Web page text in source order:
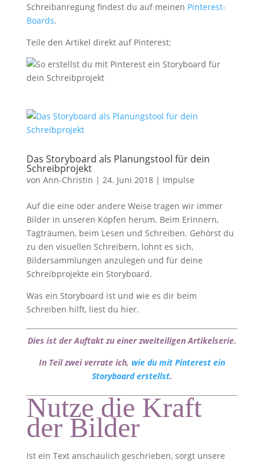
Schreibanregung findest du auf meinen Pinterest-
Boards.
Teile den Artikel direkt auf Pinterest:
Das Storyboard als Planungstool für dein
Schreibprojekt
von Ann-Christin | 24. Juni 2018| Impulse
Auf die eine oder andere Weise tragen wir immer
Bilder in unseren Köpfen herum. Beim Erinnern,
Tagträumen, beim Lesen und Schreiben. Gehörst du
zu den visuellen Schreibern, lohnt es sich,
Bildersammlungen anzulegen und für deine
Schreibprojekte ein Storyboard.
Was ein Storyboard ist und wie es dir beim
Schreiben hilft, liest du hier.
Dies ist der Auftakt zu einer zweiteiligen Artikelserie.
In Teil zwei verrate ich, wie du mit Pinterest ein
Storyboard erstellst.
Nutze die Kraft
der Bilder
Ist ein Text anschaulich geschrieben, sorgt unsere